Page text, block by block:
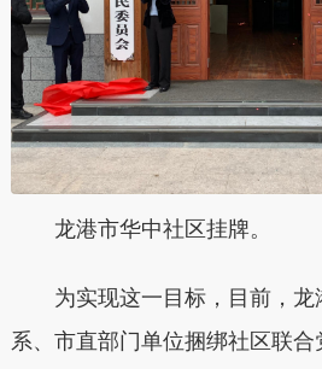
龙港市华中社区挂牌。
为实现这一目标，目前，龙
系、市直部门单位捆绑社区联